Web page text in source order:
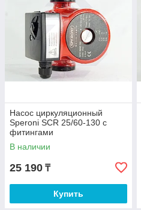
Насос циркуляционный
Speroni SCR 25/60-130 с
фитингами
В наличии
25 190 ₸
Купить